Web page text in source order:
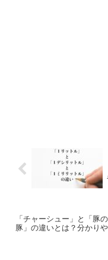
「チャーシュー」と「豚
豚」の違いとは？分かり